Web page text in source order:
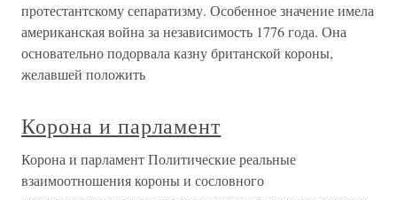
протестантскому сепаратизму. Особенное значение имела
американская война за независимость 1776 года. Она
основательно подорвала казну британской короны,
желавшей положить
Корона и парламент
Корона и парламент Политические реальные
взаимоотношения короны и сословного